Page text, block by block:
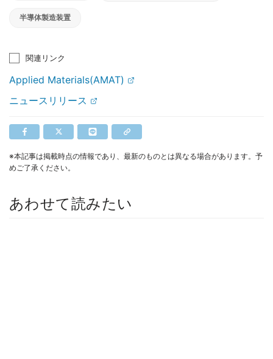
半導体製造装置
関連リンク
Applied Materials(AMAT)
ニュースリリース
※本記事は掲載時点の情報であり、最新のものとは異なる場合があります。予
めご了承ください。
あわせて読みたい